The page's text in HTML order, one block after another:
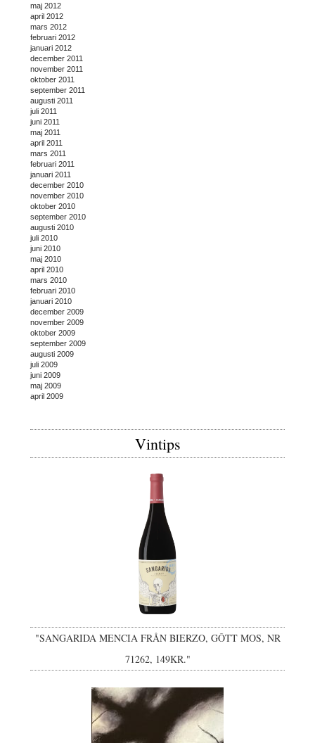
maj 2012
april 2012
mars 2012
februari 2012
januari 2012
december 2011
november 2011
oktober 2011
september 2011
augusti 2011
juli 2011
juni 2011
maj 2011
april 2011
mars 2011
februari 2011
januari 2011
december 2010
november 2010
oktober 2010
september 2010
augusti 2010
juli 2010
juni 2010
maj 2010
april 2010
mars 2010
februari 2010
januari 2010
december 2009
november 2009
oktober 2009
september 2009
augusti 2009
juli 2009
juni 2009
maj 2009
april 2009
Vintips
"SANGARIDA MENCIA FRÅN BIERZO, GÔTT MOS, NR
71262, 149KR."